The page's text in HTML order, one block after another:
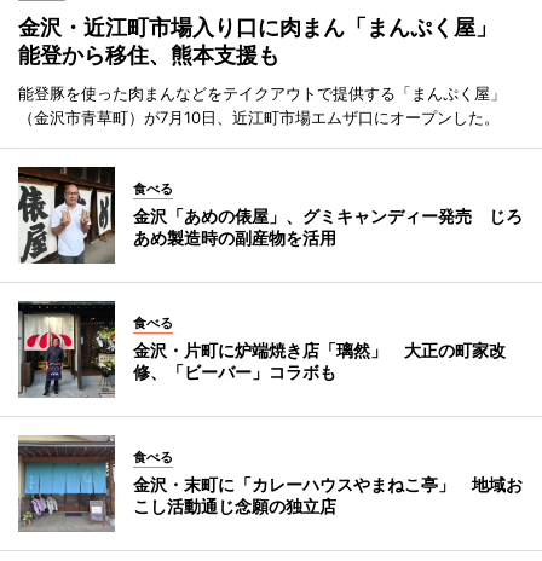
金沢・近江町市場入り口に肉まん「まんぷく屋」
能登から移住、熊本支援も
能登豚を使った肉まんなどをテイクアウトで提供する「まんぷく屋」
（金沢市青草町）が7月10日、近江町市場エムザ口にオープンした。
食べる
金沢「あめの俵屋」、グミキャンディー発売 じろ
あめ製造時の副産物を活用
食べる
金沢・片町に炉端焼き店「璃然」 大正の町家改
修、「ビーバー」コラボも
食べる
金沢・末町に「カレーハウスやまねこ亭」 地域お
こし活動通じ念願の独立店